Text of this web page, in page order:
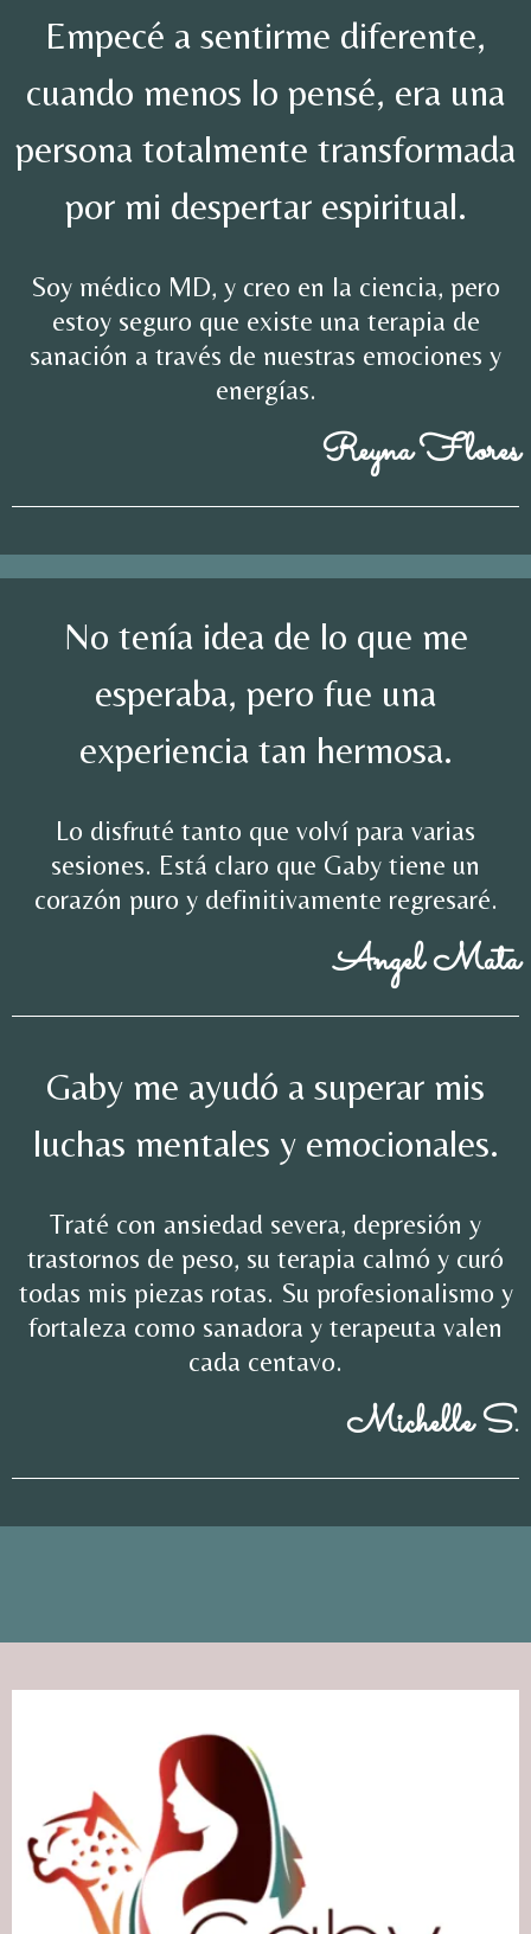
Empecé a sentirme diferente,
cuando menos lo pensé, era una
persona totalmente transformada
por mi despertar espiritual.
Soy médico MD, y creo en la ciencia, pero
estoy seguro que existe una terapia de
sanación a través de nuestras emociones y
energías.
Reyna Flores
No tenía idea de lo que me
esperaba, pero fue una
experiencia tan hermosa.
Lo disfruté tanto que volví para varias
sesiones. Está claro que Gaby tiene un
corazón puro y definitivamente regresaré.
Angel Mata
Gaby me ayudó a superar mis
luchas mentales y emocionales.
Traté con ansiedad severa, depresión y
trastornos de peso, su terapia calmó y curó
todas mis piezas rotas. Su profesionalismo y
fortaleza como sanadora y terapeuta valen
cada centavo.
Michelle S.